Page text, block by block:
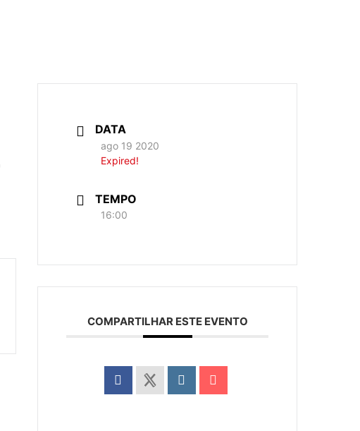
DATA
ago 19 2020
Expired!
TEMPO
16:00
COMPARTILHAR ESTE EVENTO